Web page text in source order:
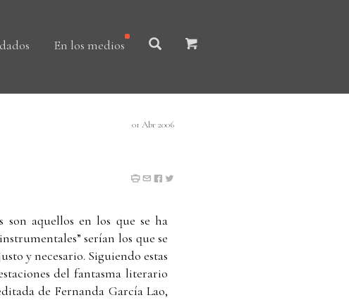
En los medios
01 Abr 2006
son aquellos en los que se ha
serían los que se
y necesario. Siguiendo estas
del fantasma literario
de Fernanda García Lao,